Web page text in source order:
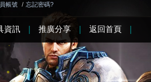
帳號 / 忘記密碼?